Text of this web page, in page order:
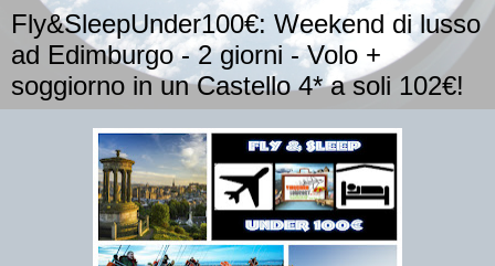
Fly&SleepUnder100€: Weekend di lusso
ad Edimburgo - 2 giorni - Volo +
soggiorno in un Castello 4* a soli 102€!